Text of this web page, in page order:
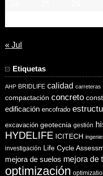
« Jul
Etiquetas
AHP BRIDLIFE calidad carreteras
compactación concreto
edificación encofrado
excavación geotecnia gestión
HYDELIFE ICITECH
investigación Life Cycle
mejora de suelos mejora de
optimización